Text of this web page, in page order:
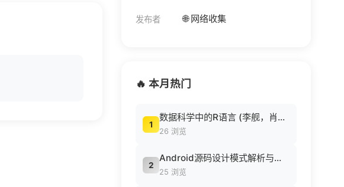
发布者 🌐 网络收集
🔥 本月热门
1
数据科学中的R语言 (李舰，肖凯著, 李舰，肖凯著；吴喜之审校, Pdg2Pic).pdf
26 浏览
2
Android源码设计模式解析与实战 (何红辉，关爱民著, 何红辉, 关爱民著, 何红辉, 关爱民).pdf
25 浏览